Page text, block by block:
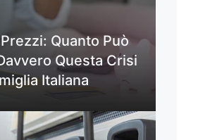
Quanto Può
Questa Crisi
Italiana